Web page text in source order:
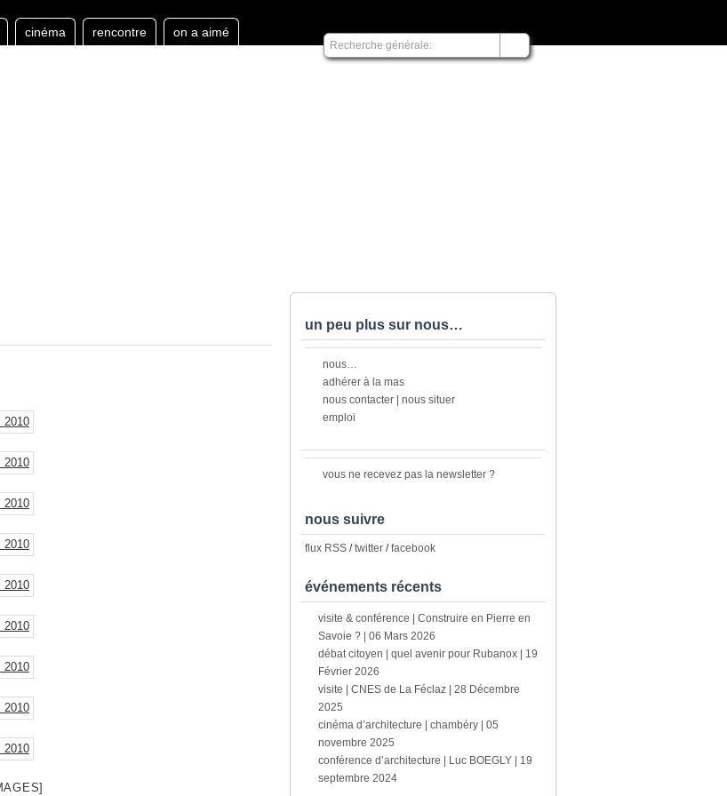
cinéma rencontre on a aimé
un peu plus sur nous…
nous…
adhérer à la mas
nous contacter | nous situer
emploi
vous ne recevez pas la newsletter ?
nous suivre
flux RSS /twitter /facebook
événements récents
visite & conférence | Construire en Pierre en
Savoie ? | 06 Mars 2026
débat citoyen | quel avenir pour Rubanox | 19
Février 2026
visite | CNES de La Féclaz | 28 Décembre
2025
cinéma d’architecture | chambéry | 05
novembre 2025
conférence d’architecture | Luc BOEGLY | 19
septembre 2024